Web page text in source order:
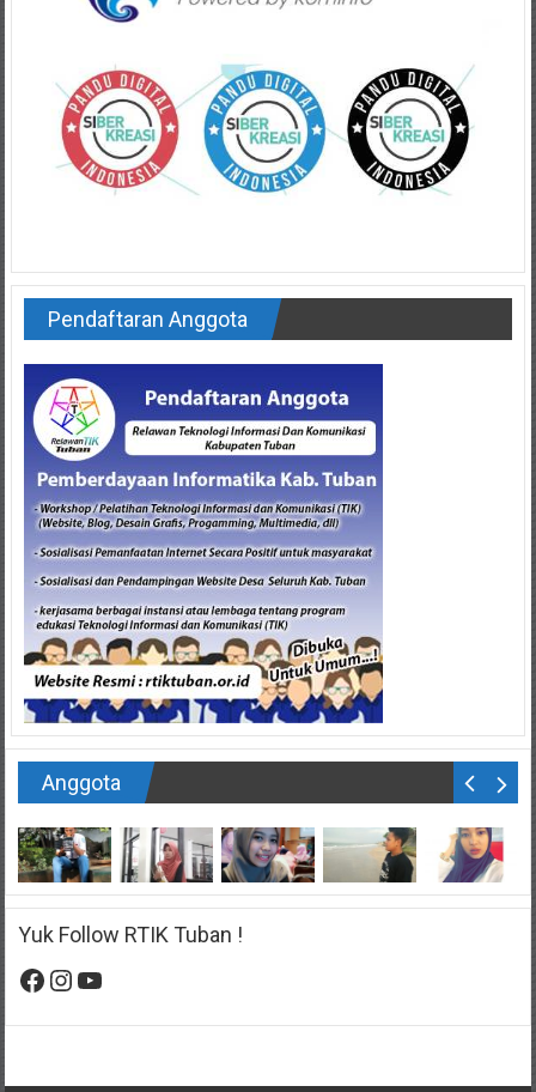
Pendaftaran Anggota
Anggota
Yuk Follow RTIK Tuban !
Facebook InstagramYouTube